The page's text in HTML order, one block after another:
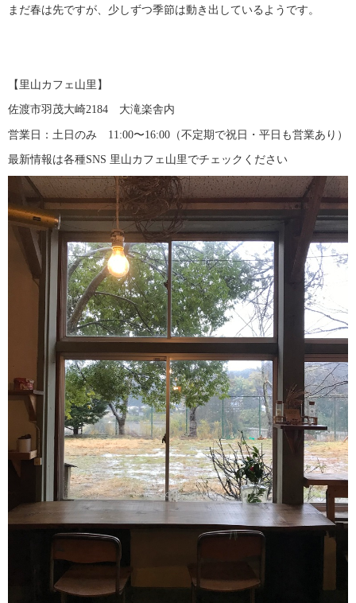
まだ春は先ですが、少しずつ季節は動き出しているようです。
【里山カフェ山里】
佐渡市羽茂大崎2184 大滝楽舎内
営業日：土日のみ 11:00〜16:00 （不定期で祝日・平日も営業あり）
最新情報は各種SNS 里山カフェ山里でチェックください